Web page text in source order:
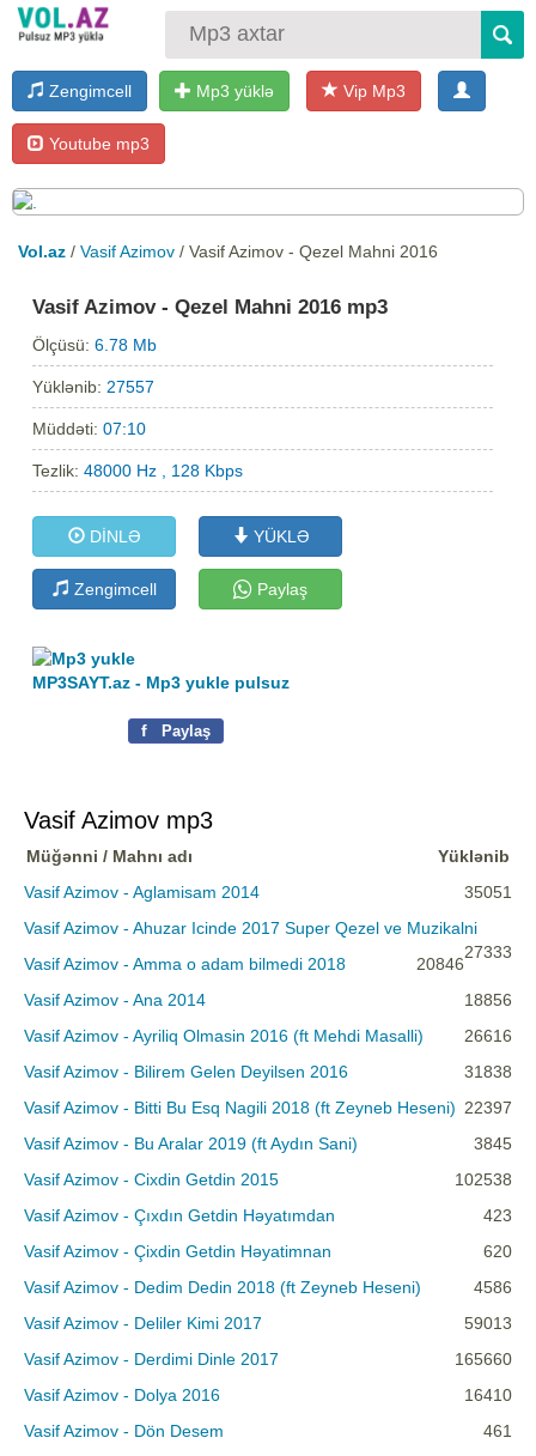
Zengimcell Mp3 yüklə Vip Mp3
Youtube mp3
Vol.az / Vasif Azimov / Vasif Azimov - Qezel Mahni 2016
Vasif Azimov - Qezel Mahni 2016 mp3
Ölçüsü:6.78 Mb
Yüklənib: 27557
Müddəti:07:10
Tezlik:48000 Hz , 128 Kbps
DİNLƏ YÜKLƏ
Zengimcell Paylaş
MP3SAYT.az - Mp3 yukle pulsuz
f Paylaş
Vasif Azimov mp3
Müğənni / Mahnı adı
Yüklənib
Vasif Azimov - Aglamisam 2014
35051
Vasif Azimov - Ahuzar Icinde 2017 Super Qezel ve Muzikalni
27333
Vasif Azimov - Amma o adam bilmedi 2018
20846
Vasif Azimov - Ana 2014
18856
Vasif Azimov - Ayriliq Olmasin 2016 (ft Mehdi Masalli)
26616
Vasif Azimov - Bilirem Gelen Deyilsen 2016
31838
Vasif Azimov - Bitti Bu Esq Nagili 2018 (ft Zeyneb Heseni) 22397
Vasif Azimov - Bu Aralar 2019 (ft Aydın Sani)
3845
Vasif Azimov - Cixdin Getdin 2015
102538
Vasif Azimov - Çıxdın Getdin Həyatımdan
423
Vasif Azimov - Çixdin Getdin Həyatimnan
620
Vasif Azimov - Dedim Dedin 2018 (ft Zeyneb Heseni)
4586
Vasif Azimov - Deliler Kimi 2017
59013
Vasif Azimov - Derdimi Dinle 2017
165660
Vasif Azimov - Dolya 2016
16410
Vasif Azimov - Dön Desem
461